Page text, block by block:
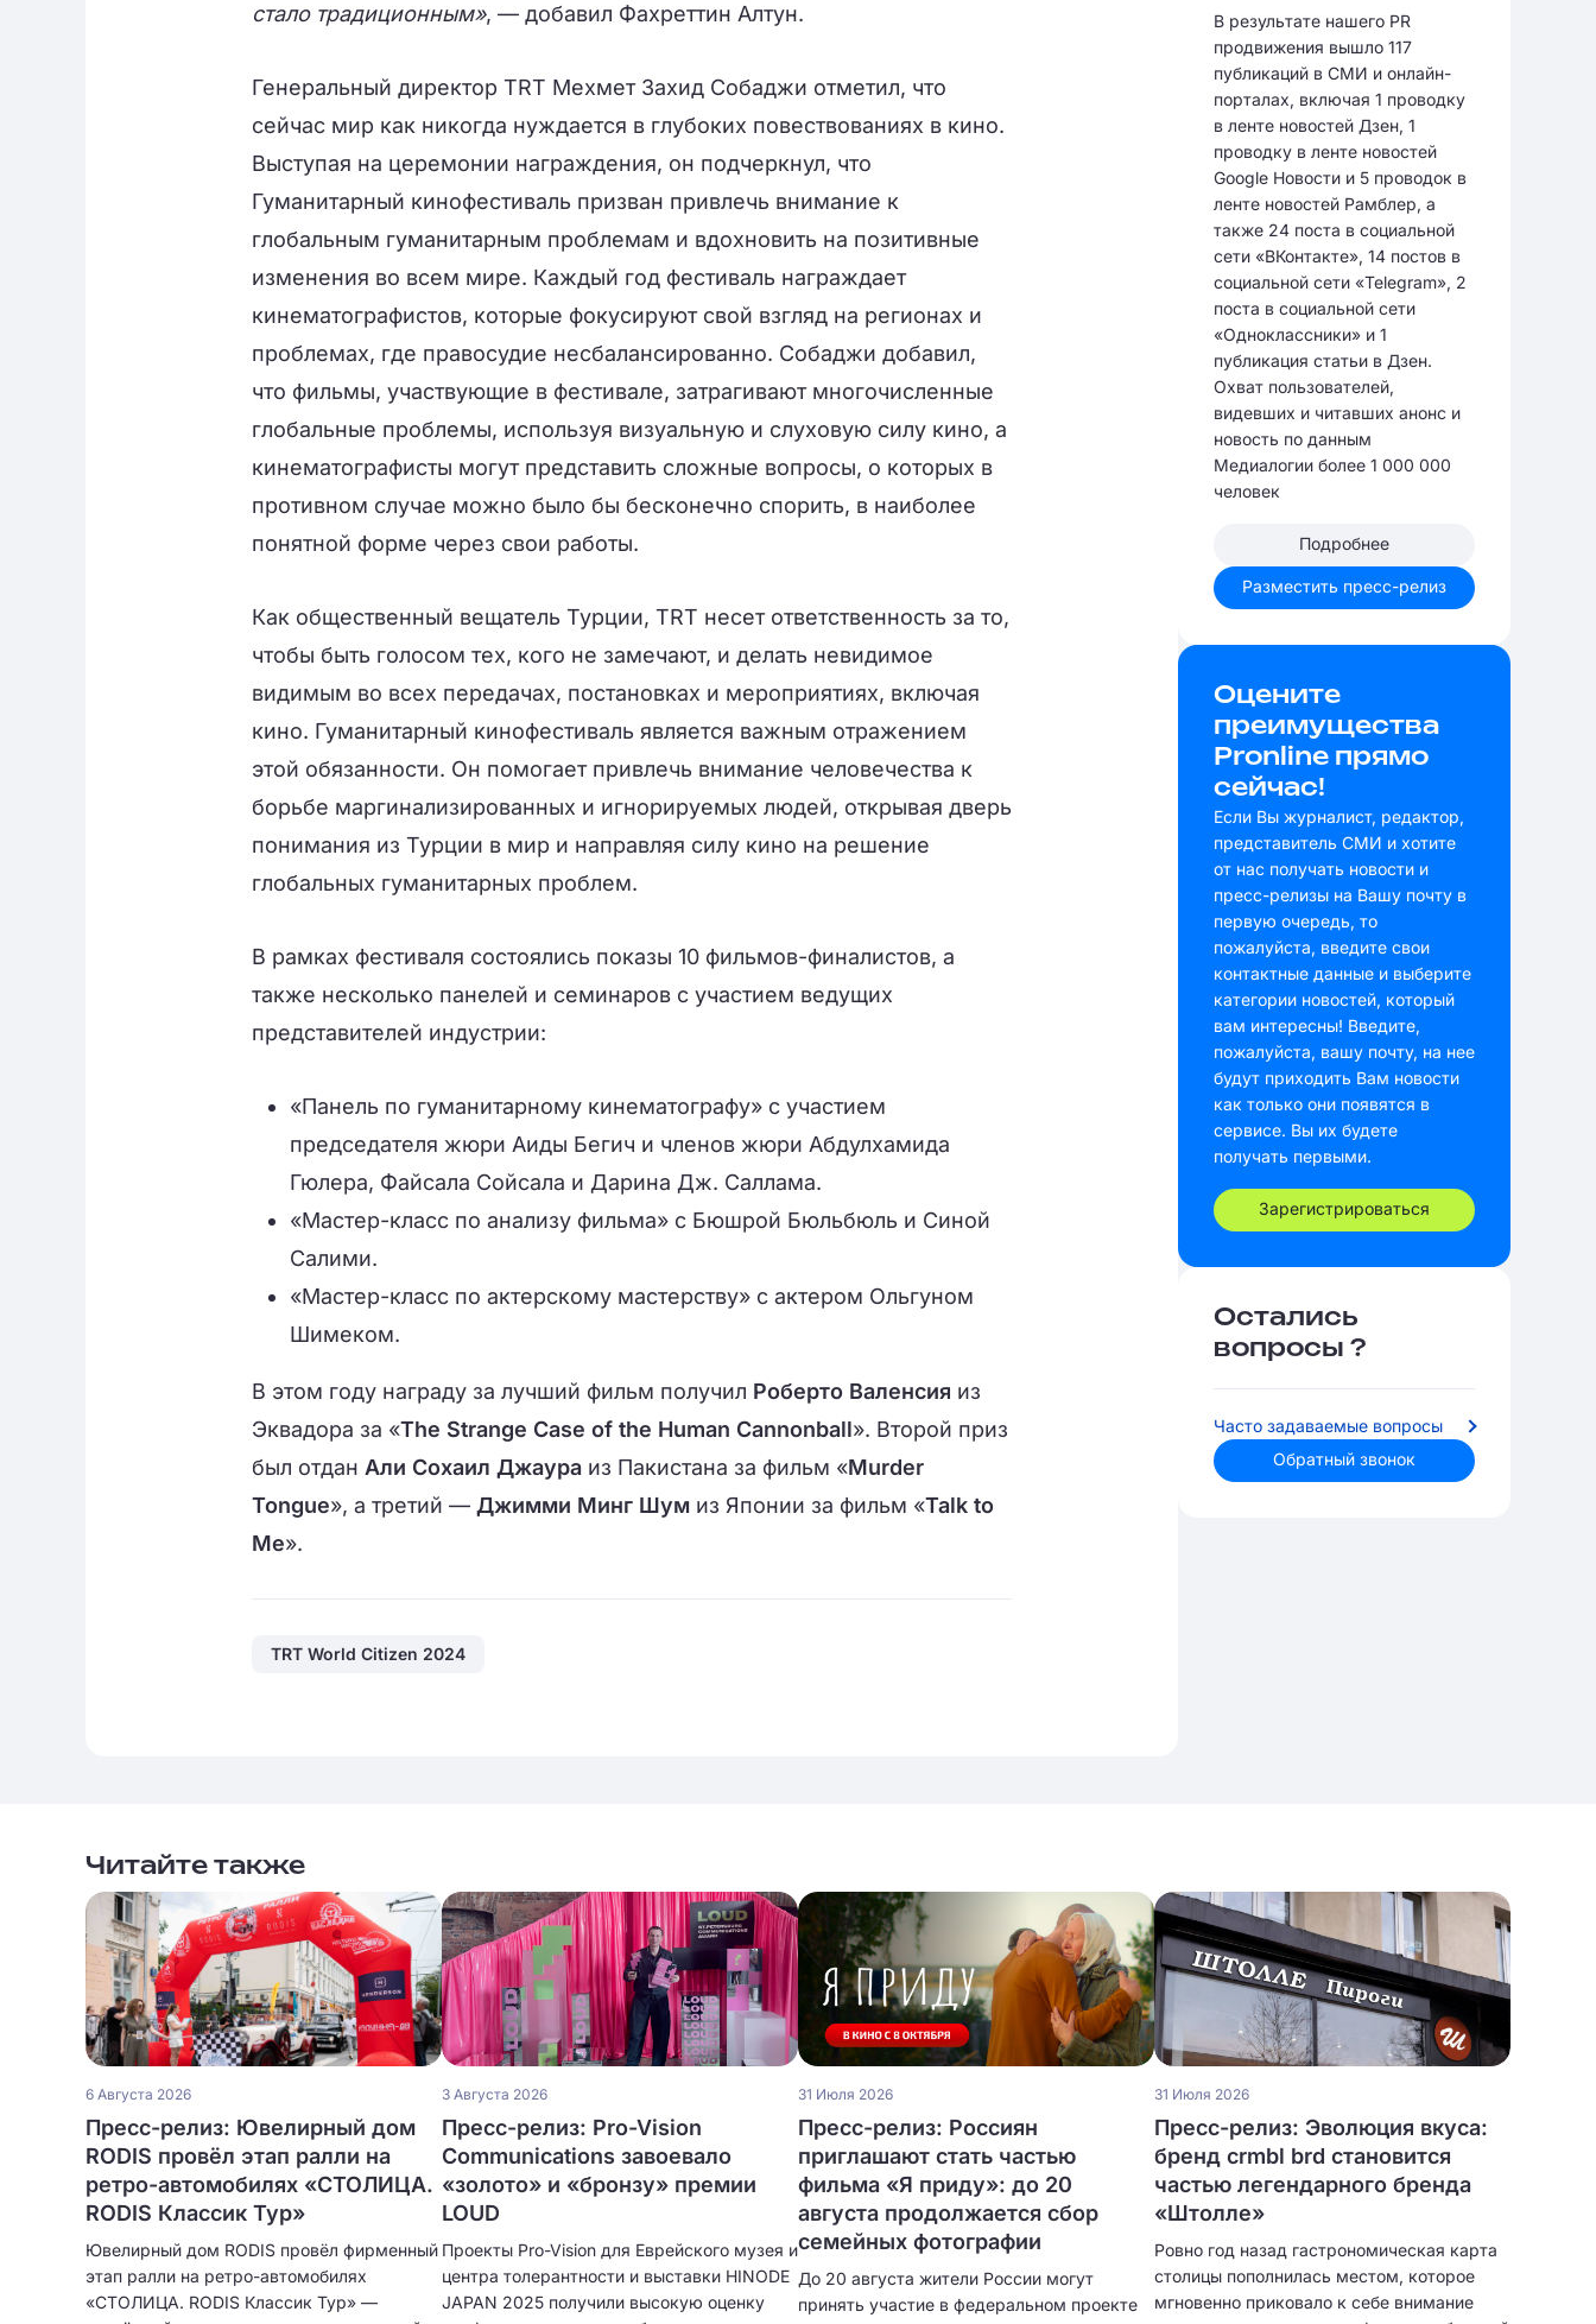
стало традиционным», — добавил Фахреттин Алтун.
Генеральный директор TRT Мехмет Захид Собаджи отметил, что
сейчас мир как никогда нуждается в глубоких повествованиях в кино.
Выступая на церемонии награждения, он подчеркнул, что
Гуманитарный кинофестиваль призван привлечь внимание к
глобальным гуманитарным проблемам и вдохновить на позитивные
изменения во всем мире. Каждый год фестиваль награждает
кинематографистов, которые фокусируют свой взгляд на регионах и
проблемах, где правосудие несбалансированно. Собаджи добавил,
что фильмы, участвующие в фестивале, затрагивают многочисленные
глобальные проблемы, используя визуальную и слуховую силу кино, а
кинематографисты могут представить сложные вопросы, о которых в
противном случае можно было бы бесконечно спорить, в наиболее
понятной форме через свои работы.
Как общественный вещатель Турции, TRT несет ответственность за то,
чтобы быть голосом тех, кого не замечают, и делать невидимое
видимым во всех передачах, постановках и мероприятиях, включая
кино. Гуманитарный кинофестиваль является важным отражением
этой обязанности. Он помогает привлечь внимание человечества к
борьбе маргинализированных и игнорируемых людей, открывая дверь
понимания из Турции в мир и направляя силу кино на решение
глобальных гуманитарных проблем.
В рамках фестиваля состоялись показы 10 фильмов-финалистов, а
также несколько панелей и семинаров с участием ведущих
представителей индустрии:
«Панель по гуманитарному кинематографу» с участием
председателя жюри Аиды Бегич и членов жюри Абдулхамида
Гюлера, Файсала Сойсала и Дарина Дж. Саллама.
«Мастер-класс по анализу фильма» с Бюшрой Бюльбюль и Синой
Салими.
«Мастер-класс по актерскому мастерству» с актером Ольгуном
Шимеком.
В этом году награду за лучший фильм получил Роберто Валенсия из
Эквадора за «The Strange Case of the Human Cannonball». Второй приз
был отдан Али Сохаил Джаура из Пакистана за фильм «Murder
Tongue», а третий — Джимми Минг Шум из Японии за фильм «Talk to
Me».
TRT World Citizen 2024
В результате нашего PR
продвижения вышло 117
публикаций в СМИ и онлайн-
порталах, включая 1 проводку
в ленте новостей Дзен, 1
проводку в ленте новостей
Google Новости и 5 проводок в
ленте новостей Рамблер, а
также 24 поста в социальной
сети «ВКонтакте», 14 постов в
социальной сети «Telegram», 2
поста в социальной сети
«Одноклассники» и 1
публикация статьи в Дзен.
Охват пользователей,
видевших и читавших анонс и
новость по данным
Медиалогии более 1 000 000
человек
Подробнее
Разместить пресс-релиз
Оцените
преимущества
Pronline прямо
сейчас!
Если Вы журналист, редактор,
представитель СМИ и хотите
от нас получать новости и
пресс-релизы на Вашу почту в
первую очередь, то
пожалуйста, введите свои
контактные данные и выберите
категории новостей, который
вам интересны! Введите,
пожалуйста, вашу почту, на нее
будут приходить Вам новости
как только они появятся в
сервисе. Вы их будете
получать первыми.
Зарегистрироваться
Остались
вопросы ?
Часто задаваемые вопросы
Обратный звонок
Читайте также
6 Августа 2026
Пресс-релиз: Ювелирный дом
RODIS провёл этап ралли на
ретро-автомобилях «СТОЛИЦА.
RODIS Классик Тур»
Ювелирный дом RODIS провёл фирменный
этап ралли на ретро-автомобилях
«СТОЛИЦА. RODIS Классик Тур» —
3 Августа 2026
Пресс-релиз: Pro-Vision
Communications завоевало
«золото» и «бронзу» премии
LOUD
Проекты Pro-Vision для Еврейского музея и
центра толерантности и выставки HINODE
JAPAN 2025 получили высокую оценку
31 Июля 2026
Пресс-релиз: Россиян
приглашают стать частью
фильма «Я приду»: до 20
августа продолжается сбор
семейных фотографии
До 20 августа жители России могут
принять участие в федеральном проекте
31 Июля 2026
Пресс-релиз: Эволюция вкуса:
бренд crmbl brd становится
частью легендарного бренда
«Штолле»
Ровно год назад гастрономическая карта
столицы пополнилась местом, которое
мгновенно приковало к себе внимание